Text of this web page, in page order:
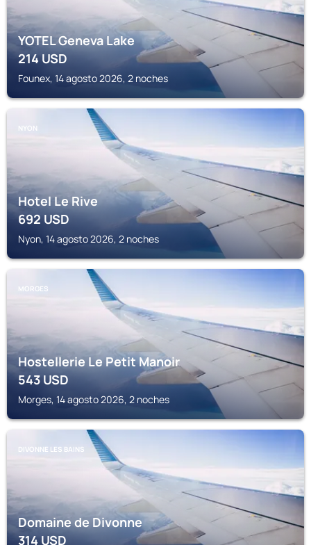
YOTEL Geneva Lake
214USD
Founex, 14 agosto 2026, 2 noches
NYON
Hotel Le Rive
692USD
Nyon, 14 agosto 2026, 2 noches
MORGES
Hostellerie Le Petit Manoir
543USD
Morges, 14 agosto 2026, 2 noches
DIVONNE LES BAINS
Domaine de Divonne
314USD